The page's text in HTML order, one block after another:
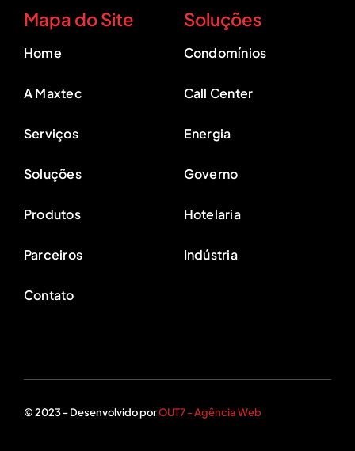
Mapa do Site
Home
A Maxtec
Serviços
Soluções
Produtos
Parceiros
Contato
Soluções
Condomínios
Call Center
Energia
Governo
Hotelaria
Indústria
© 2023 - Desenvolvido porOUT7 - Agência Web